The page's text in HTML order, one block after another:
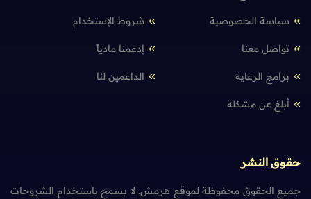
سياسة الخصوصية شروط الإستخدام
تواصل معنا إدعمنا مادياً
برامج الرعاية الداعمين لنا
أبلغ عن مشكلة
حقوق النشر
جميع الحقوق محفوظة لموقع هرمش. لا يسمح باستخدام الشروحات